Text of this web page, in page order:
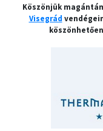
Köszönjük
Visegrád